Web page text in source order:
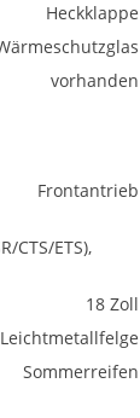
Heckklappe
vorhanden
Frontantrieb
CTS/ETS),
18 Zoll
Leichtmetallfelge
Sommerreifen